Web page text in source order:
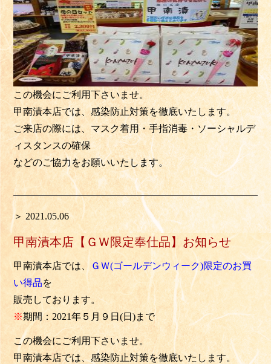
この機会にご利用下さいませ。
甲南漬本店では、感染防止対策を徹底いたします。
ご来店の際には、マスク着用・手指消毒・ソーシャルデ
ィスタンスの確保
などのご協力をお願いいたします。
＞ 2021.05.06
甲南漬本店【ＧＷ限定奉仕品】お知らせ
甲南漬本店では、
ＧＷ(ゴールデンウィーク)限定のお買
い得品を
販売しております。
※期間：2021年５月９日(日)まで
この機会にご利用下さいませ。
甲南漬本店では、感染防止対策を徹底いたします。